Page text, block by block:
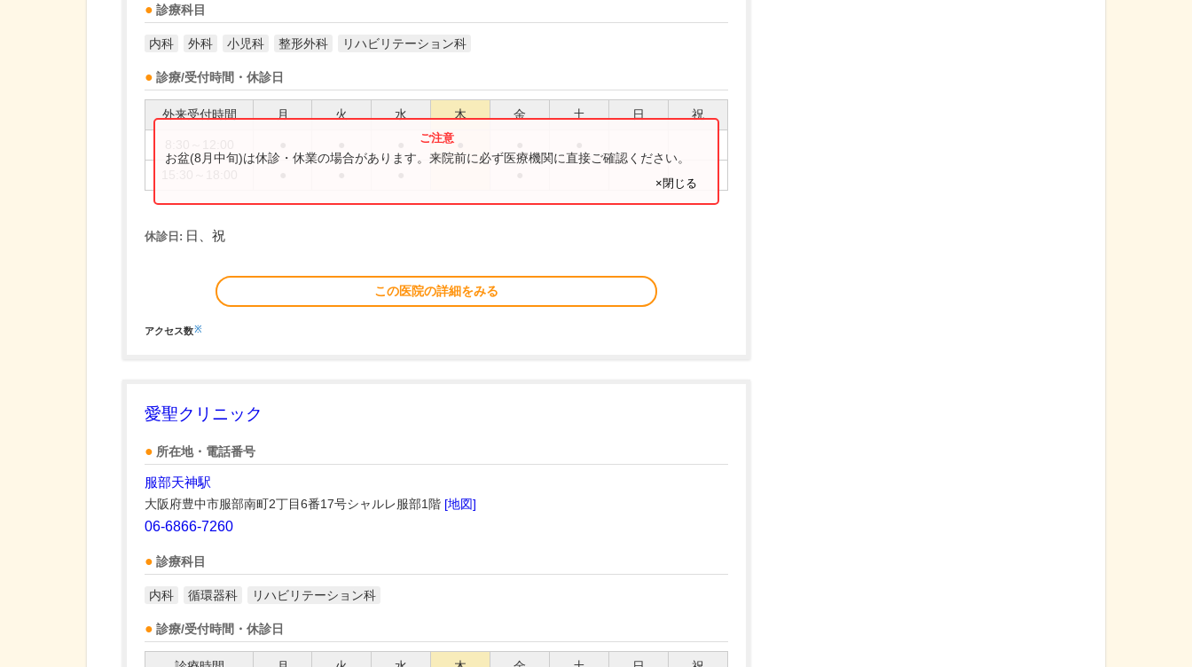
診療科目
内科 外科 小児科 整形外科 リハビリテーション科
診療/受付時間・休診日
外来受付時間 月 火 水 木 金 土 日 祝
お盆(8月中旬)は休診・休業の場合があります。来院前に必ず医療機関に直接ご確認ください。
×閉じる
休診日: 日、祝
この医院の詳細をみる
アクセス数※
愛聖クリニック
所在地・電話番号
服部天神駅
大阪府豊中市服部南町2丁目6番17号シャルレ服部1階 [地図]
06-6866-7260
診療科目
内科 循環器科 リハビリテーション科
診療/受付時間・休診日